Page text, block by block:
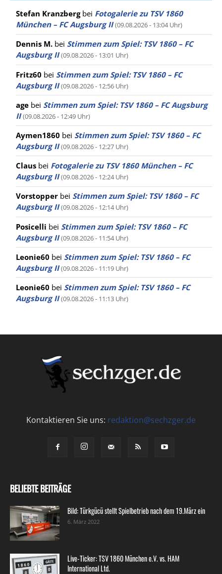
Stefan Kranzbergbei Fotogalerie zu TSV 1860
München – FC Augsburg II (09.08.2026 - 13:04 Uhr)
Dennis M. bei Stimmen zum Spiel: TSV 1860 – FC
Augsburg II (09.08.2026 - 13:01 Uhr)
Fritz60 bei Stimmen zum Spiel: TSV 1860 – FC
Augsburg II (09.08.2026 - 12:56 Uhr)
age bei Stimmen zum Spiel: TSV 1860 – FC Augsburg
II (09.08.2026 - 12:49 Uhr)
Aymen1860 bei Stimmen zum Spiel: TSV 1860 – FC
Augsburg II (09.08.2026 - 12:27 Uhr)
Claus bei Fotogalerie zu TSV 1860 München – FC
Augsburg II (09.08.2026 - 12:24 Uhr)
Vorstopper bei Stimmen zum Spiel: TSV 1860 – FC
Augsburg II (09.08.2026 - 12:14 Uhr)
Posicelli bei Stimmen zum Spiel: TSV 1860 – FC
Augsburg II (09.08.2026 - 11:54 Uhr)
Leonie60 bei Stimmen zum Spiel: TSV 1860 – FC
Augsburg II (09.08.2026 - 11:19 Uhr)
Leonie60 bei Stimmen zum Spiel: TSV 1860 – FC
Augsburg II (09.08.2026 - 11:13 Uhr)
Kontaktieren Sie uns: redaktion@sechzger.de
BELIEBTE BEITRÄGE
Bild: Türkgücü stellt Spielbetrieb nach dem 19.März ein
6. März 2022
Live-Ticker: TSV 1860 München e.V. vs. HAM
International Ltd.